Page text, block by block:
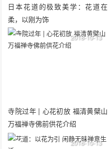
日本花道的极致美学：花道在
柔，以刚为饰
寺院过年 | 心花初放 福清黄檗山
万福禅寺佛前供花介绍
2018-10-13
2018-10-13